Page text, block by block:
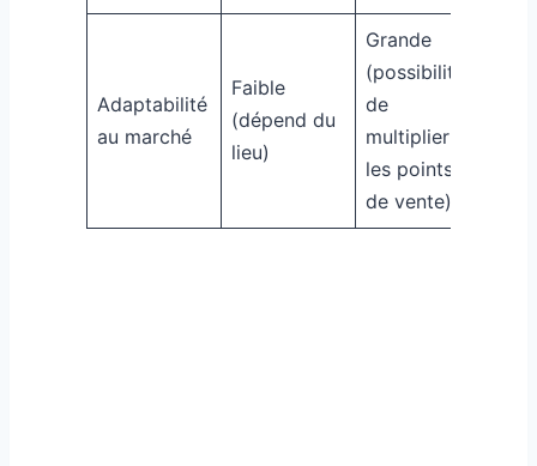
Adaptabilité
au marché
Faible
(dépend du
lieu)
Grande
(possibilité
de
multiplier
les points
de vente)